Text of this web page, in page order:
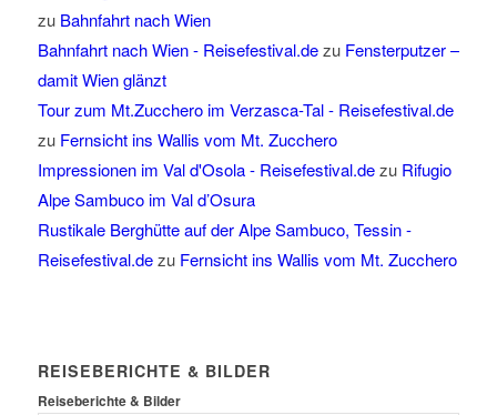
zu Bahnfahrt nach Wien
Bahnfahrt nach Wien - Reisefestival.dezu Fensterputzer –
damit Wien glänzt
Tour zum Mt.Zucchero im Verzasca-Tal - Reisefestival.de
zu Fernsicht ins Wallis vom Mt. Zucchero
Impressionen im Val d'Osola - Reisefestival.dezu Rifugio
Alpe Sambuco im Val d’Osura
Rustikale Berghütte auf der Alpe Sambuco, Tessin -
Reisefestival.dezu Fernsicht ins Wallis vom Mt. Zucchero
REISEBERICHTE & BILDER
Reiseberichte & Bilder